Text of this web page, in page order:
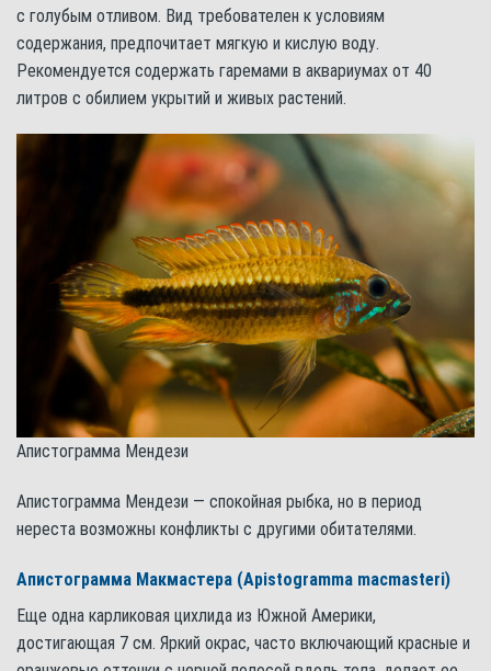
с голубым отливом. Вид требователен к условиям
содержания, предпочитает мягкую и кислую воду.
Рекомендуется содержать гаремами в аквариумах от 40
литров с обилием укрытий и живых растений.
Апистограмма Мендези
Апистограмма Мендези — спокойная рыбка, но в период
нереста возможны конфликты с другими обитателями.
Апистограмма Макмастера (Apistogramma macmasteri)
Еще одна карликовая цихлида из Южной Америки,
достигающая 7 см. Яркий окрас, часто включающий красные и